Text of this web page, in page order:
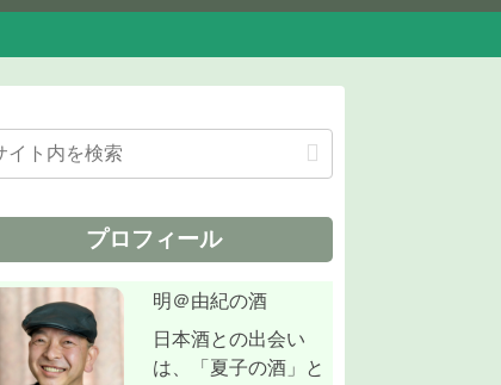
プロフィール
明＠由紀の酒
日本酒との出会い
は、「夏子の酒」と